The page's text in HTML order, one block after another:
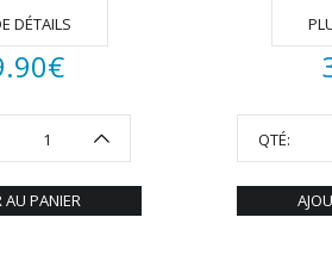
DÉTAILS
€
AU PANIER
QTÉ: